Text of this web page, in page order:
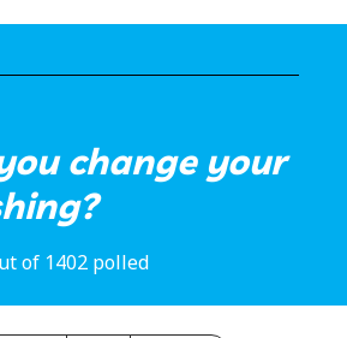
change your
of 1402 polled